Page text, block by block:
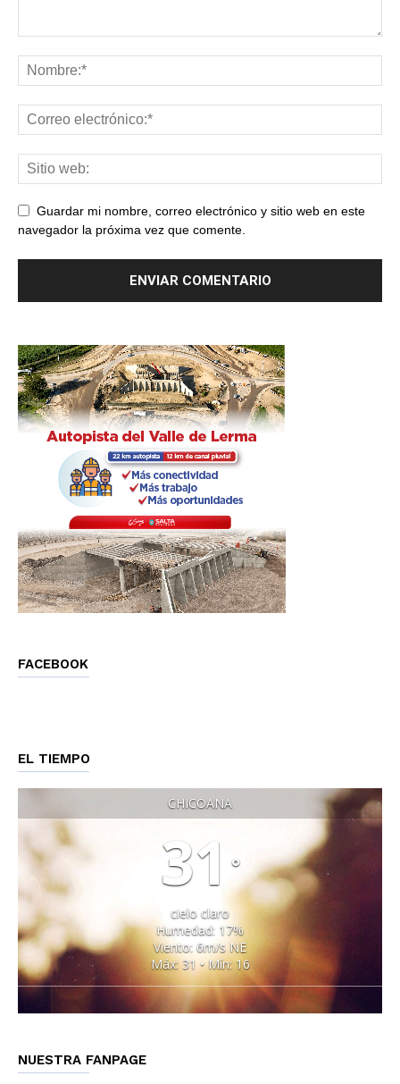
Guardar mi nombre, correo electrónico y sitio web en este
navegador la próxima vez que comente.
FACEBOOK
EL TIEMPO
CHICOANA
31 °
cielo claro
Humedad: 17%
Viento: 6m/s NE
Máx: 31 • Mín: 16
NUESTRA FANPAGE